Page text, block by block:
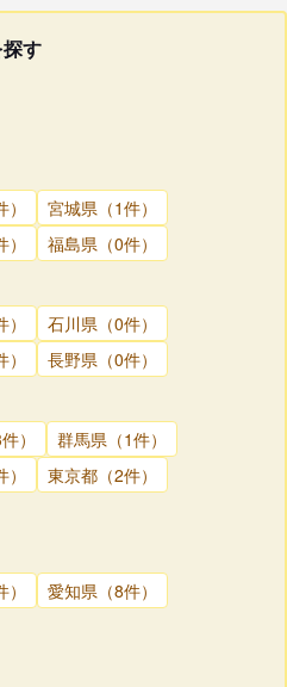
す
宮城県（1件）
福島県（0件）
石川県（0件）
長野県（0件）
）
群馬県（1件）
東京都（2件）
愛知県（8件）